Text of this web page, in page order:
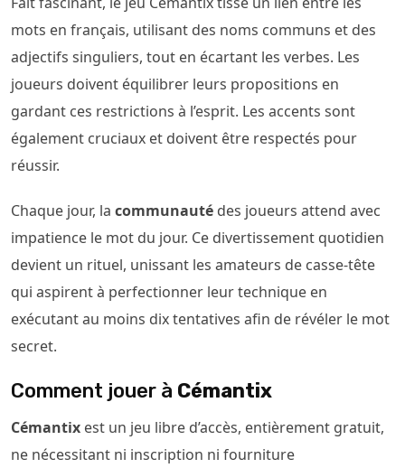
mots en français, utilisant des noms communs et des
adjectifs singuliers, tout en écartant les verbes. Les
joueurs doivent équilibrer leurs propositions en
gardant ces restrictions à l’esprit. Les accents sont
également cruciaux et doivent être respectés pour
réussir.
Chaque jour, la communauté des joueurs attend avec
impatience le mot du jour. Ce divertissement quotidien
devient un rituel, unissant les amateurs de casse-tête
qui aspirent à perfectionner leur technique en
exécutant au moins dix tentatives afin de révéler le mot
secret.
Comment jouer à Cémantix
Cémantix est un jeu libre d’accès, entièrement gratuit,
ne nécessitant ni inscription ni fourniture